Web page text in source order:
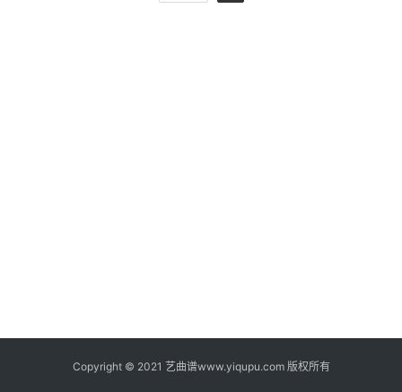
Copyright © 2021 艺曲谱www.yiqupu.com 版权所有